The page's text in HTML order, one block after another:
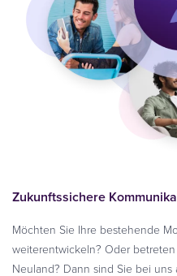
Zukunftssichere
Möchten Sie Ihre bestehende
weiterentwickeln? Oder
Neuland? Dann sind Sie bei